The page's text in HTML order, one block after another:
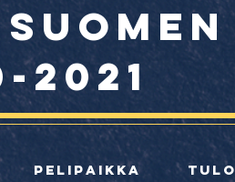
2021
pelipaikka
tulo